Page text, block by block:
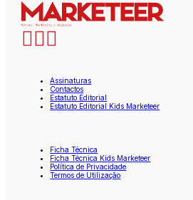
Assinaturas
Contactos
Estatuto Editorial
Estatuto Editorial Kids Marketeer
Ficha Técnica
Ficha Técnica Kids Marketeer
Política de Privacidade
Termos de Utilização